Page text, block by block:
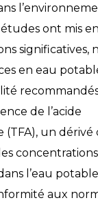
études ont mis
significatives,
en eau
de l’acide
un dérivé
concentrations
l’eau
aux